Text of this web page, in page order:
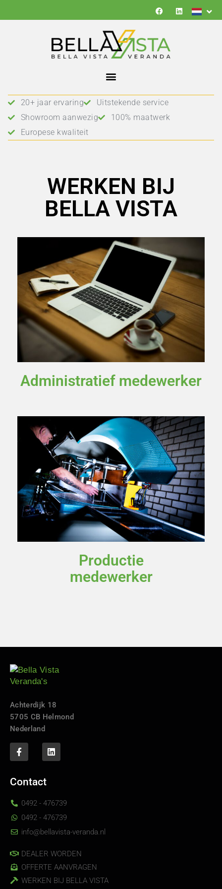
20+ jaar ervaring
Uitstekende service
Showroom aanwezig
100% maatwerk
Europese kwaliteit
WERKEN BIJ
BELLA VISTA
Administratief medewerker
Productie
medewerker
Achterdijk 18
5705 CB Helmond
Nederland
Contact
0492 - 476739
0492 - 476739
info@bellavista-veranda.nl
DEALER WORDEN
OFFERTE AANVRAGEN
WERKEN BIJ BELLA VISTA